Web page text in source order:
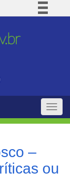
BR
Toggle
–
ou